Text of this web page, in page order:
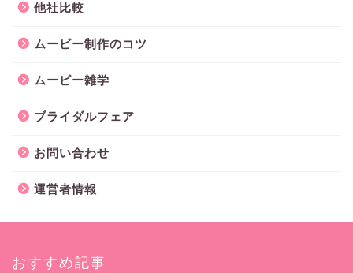
他社比較
ムービー制作のコツ
ムービー雑学
ブライダルフェア
お問い合わせ
運営者情報
おすすめ記事